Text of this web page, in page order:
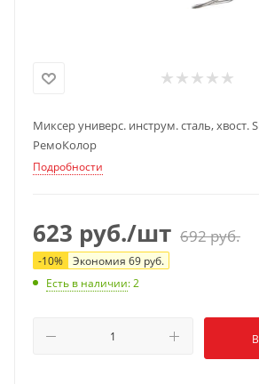
Миксер универс. инструм. сталь, хвост.
РемоКолор
Подробности
623 руб./шт 692руб.
-10% Экономия 69 руб.
Есть в наличии: 2